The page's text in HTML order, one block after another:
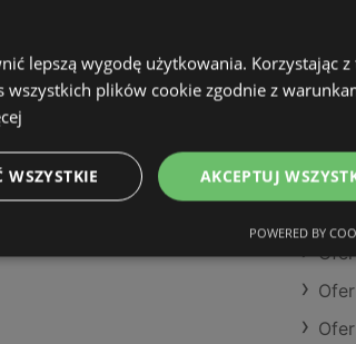
lepszą wygodę użytkowania. Korzystając z
wszystkich plików cookie zgodnie z
AKCEPTUJ
WSZYSTKIE
POWERED BY